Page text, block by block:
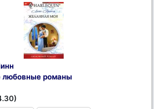
любовные романы